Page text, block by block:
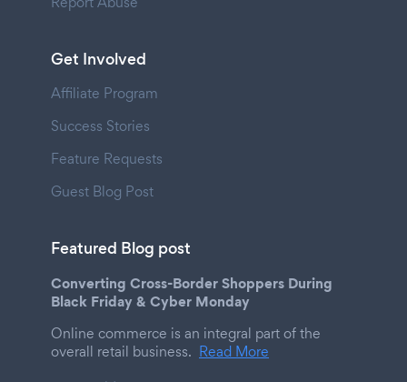
Get Involved
Affiliate Program
Success Stories
Feature Requests
Guest Blog Post
Featured Blog post
Converting Cross-Border Shoppers During
Black Friday & Cyber Monday
Online commerce is an integral part of the
overall retail business. Read More